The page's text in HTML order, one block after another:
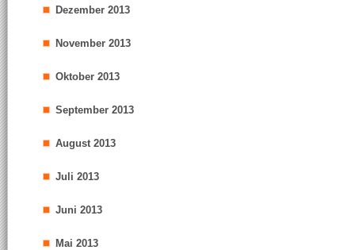
Dezember 2013
November 2013
Oktober 2013
September 2013
August 2013
Juli 2013
Juni 2013
Mai 2013